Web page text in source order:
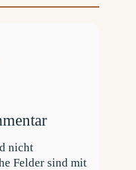
nicht
Felder sind mit